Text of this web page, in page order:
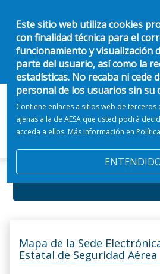
Este sitio web utiliza cookies
con finalidad técnica para el
funcionamiento y visualización
parte del usuario, así como la
estadísticas. No recaba ni cede
personal de los usuarios sin su
Contiene enlaces a sitios web de
ajenas a la de AESA que usted podrá
acceda a ellos. Más información en
Mapa de la Sede
Estatal de Seguridad Aérea